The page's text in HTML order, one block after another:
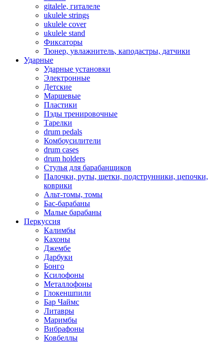
gitalele, гиталеле
ukulele strings
ukulele cover
ukulele stand
Фиксаторы
Тюнер, увлажнитель, каподастры, датчики
Ударные
Ударные установки
Электронные
Детские
Маршевые
Пластики
Пэды тренировочные
Тарелки
drum pedals
Комбоусилители
drum cases
drum holders
Стулья для барабанщиков
Палочки, руты, щетки, подструнники, цепочки,
коврики
Альт-томы, томы
Бас-барабаны
Малые барабаны
Перкуссия
Калимбы
Кахоны
Джембе
Дарбуки
Бонго
Ксилофоны
Металлофоны
Глокеншпили
Бар Чаймс
Литавры
Маримбы
Вибрафоны
Ковбеллы